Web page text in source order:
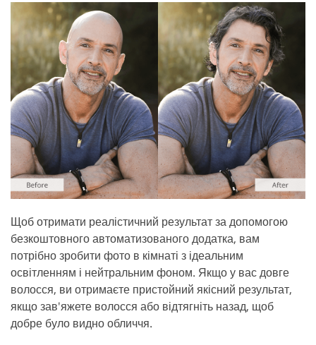
Щоб отримати реалістичний результат за допомогою
безкоштовного автоматизованого додатка, вам
потрібно зробити фото в кімнаті з ідеальним
освітленням і нейтральним фоном. Якщо у вас довге
волосся, ви отримаєте пристойний якісний результат,
якщо зав'яжете волосся або відтягніть назад, щоб
добре було видно обличчя.